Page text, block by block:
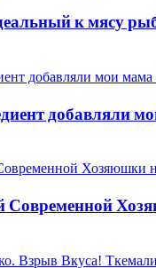
к мясу
добавляли